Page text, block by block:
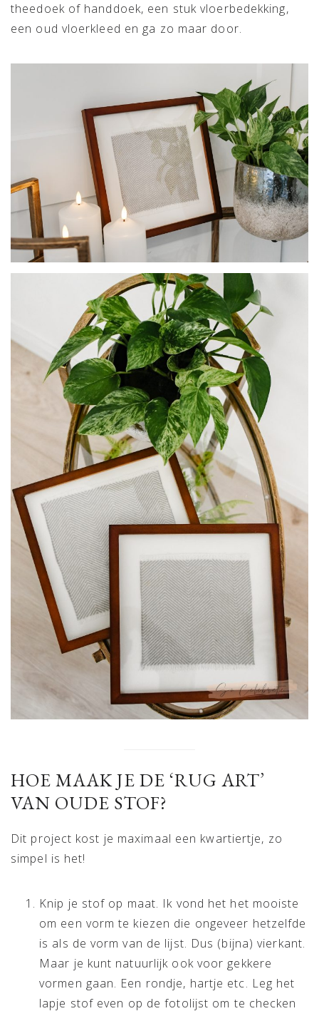
theedoek of handdoek, een stuk vloerbedekking,
een oud vloerkleed en ga zo maar door.
HOE MAAK JE DE ‘RUG ART’
VAN OUDE STOF?
Dit project kost je maximaal een kwartiertje, zo
simpel is het!
Knip je stof op maat. Ik vond het het mooiste
om een vorm te kiezen die ongeveer hetzelfde
is als de vorm van de lijst. Dus (bijna) vierkant.
Maar je kunt natuurlijk ook voor gekkere
vormen gaan. Een rondje, hartje etc. Leg het
lapje stof even op de fotolijst om te checken